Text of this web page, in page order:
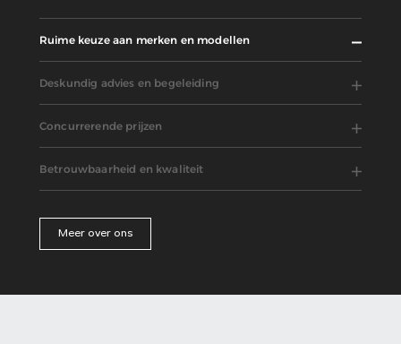
Ruime keuze aan merken en modellen
Deskundig advies en begeleiding
Concurrerende prijzen
Betrouwbaarheid en kwaliteit
Meer over ons